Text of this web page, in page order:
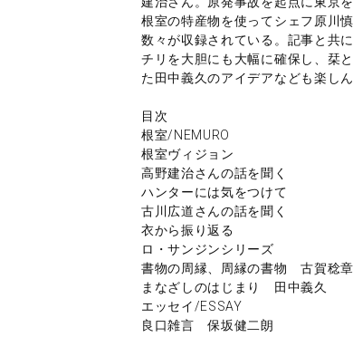
根室の特産物を使ってシェフ原川
数々が収録されている。記事と共
チリを大胆にも大幅に確保し、栞
た田中義久のアイデアなども楽し
目次
根室/NEMURO
根室ヴィジョン
高野建治さんの話を聞く
ハンターには気をつけて
古川広道さんの話を聞く
衣から振り返る
ロ・サンジンシリーズ
書物の周縁、周縁の書物 古賀稔章
まなざしのはじまり 田中義久
エッセイ/ESSAY
良口雑言 保坂健二朗